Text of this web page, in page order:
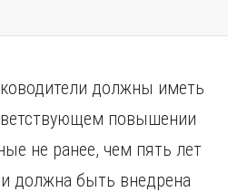
должны иметь
повышении
не ранее, чем пять лет
должна быть внедрена